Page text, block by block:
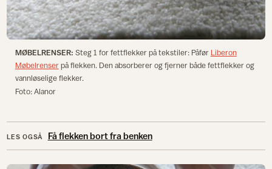
MØBELRENSER: Steg 1 for fettflekker på tekstiler: Påfør Liberon
Møbelrenserpå flekken. Den absorberer og fjerner både fettflekker og
vannløselige flekker.
Foto: Alanor
LES OGSÅ Få flekken bort fra benken